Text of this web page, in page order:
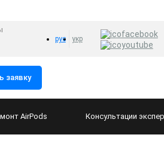
рус укр
заявку
AirPods Консультации